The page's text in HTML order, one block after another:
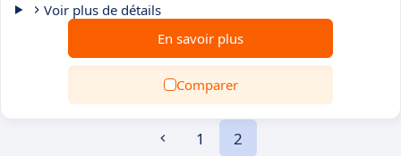
Voir plus de détails
En savoir plus
Comparer
1 2